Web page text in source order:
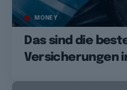
MONEY
Das sind die
Versicherungen